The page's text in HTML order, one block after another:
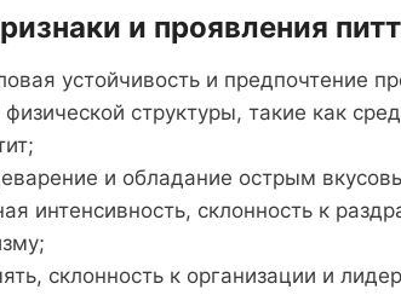
и проявления
устойчивость и предпочтение
структуры, такие как
и обладание острым
интенсивность, склонность к
склонность к организации и